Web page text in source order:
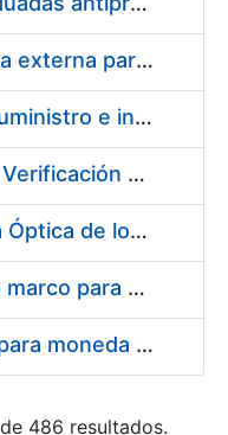
Servicios de una empresa externa para el asesoramiento y resolución de los recursos de alzada que se presentan relacionados con procesos de selección para la FNMT-RCM
Acuerdo marco para el suministro e instalación de persianas, estores y otros complementos
Servicio de Calibración y Verificación Externa de los Equipos de Medición del Servicio de Prevención de la FNMT-RCM
Conexión mediante Fibra Óptica de los Centros de Proceso de Datos (CPDs) de las sedes de la FNMT-RCM de Burgos y Madrid
Contratación de acuerdo marco para el Suministro de Material de Electricidad para la Fábrica Nacional de Moneda y Timbre-Real Casa de la Moneda en su centro de trabajo de Burgos
Suministro de estuches para moneda de 30 €
486 resultados.